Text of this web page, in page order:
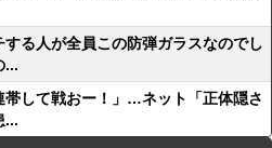
する人が全員この防弾ガラスなのでし
...
帯して戦おー！」…ネット「正体隠さ
...